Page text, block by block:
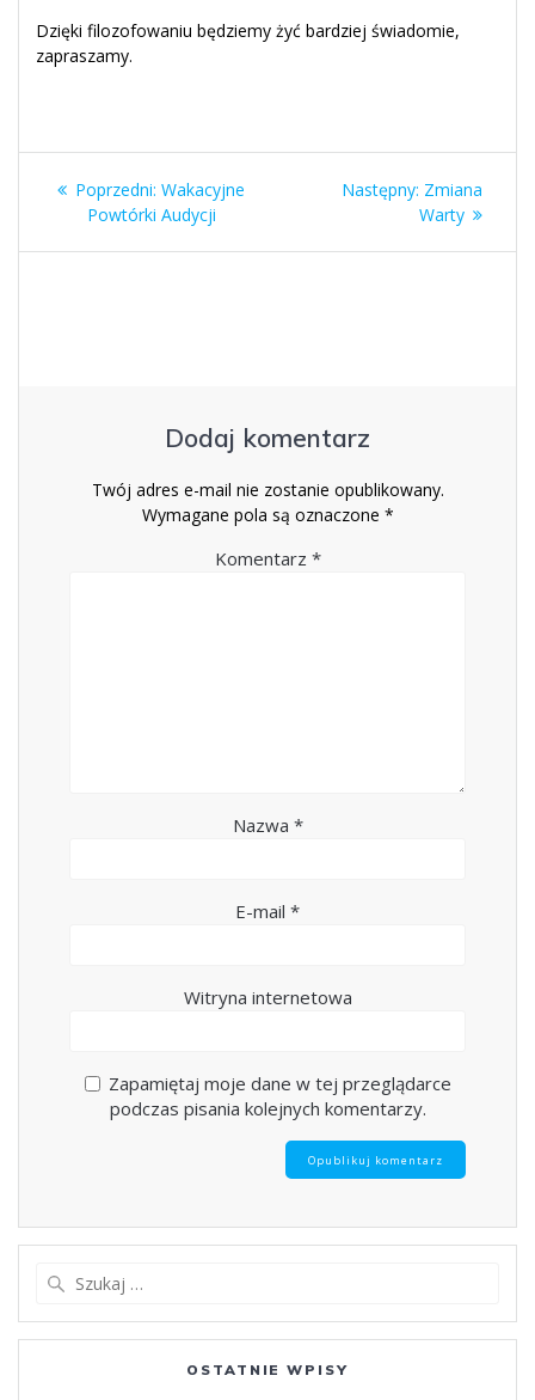
Dzięki filozofowaniu będziemy żyć bardziej świadomie,
zapraszamy.
Nawigacja
wpisu
Poprzedni: Poprzedni
wpis:
Wakacyjne
Powtórki Audycji
Następny: Następny
wpis:
Zmiana
Warty
Dodaj komentarz
Twój adres e-mail nie zostanie opublikowany.
Wymagane pola są oznaczone *
Komentarz *
Nazwa *
E-mail *
Witryna internetowa
Zapamiętaj moje dane w tej przeglądarce
podczas pisania kolejnych komentarzy.
OSTATNIE WPISY